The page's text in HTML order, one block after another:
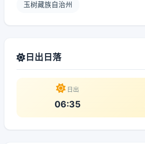
玉树藏族自治州
日出日落
日出
06:35